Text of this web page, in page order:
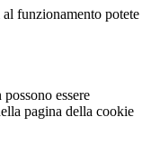
funzionamento potete
essere
pagina della cookie